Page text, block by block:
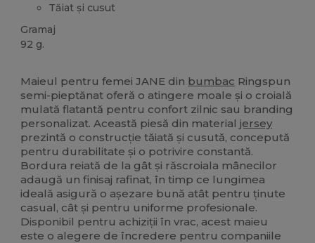
Tăiat și cusut
Gramaj
92 g.
Maieul pentru femei JANE din bumbac Ringspun
semi-pieptănat oferă o atingere moale și o croială
mulată flatantă pentru confort zilnic sau branding
personalizat. Această piesă din materialjersey
prezintă o construcție tăiată și cusută, concepută
pentru durabilitate și o potrivire constantă.
Bordura reiată de la gât și răscroiala mânecilor
adaugă un finisaj rafinat, în timp ce lungimea
ideală asigură o așezare bună atât pentru ținute
casual, cât și pentru uniforme profesionale.
Disponibil pentru achiziții în vrac, acest maieu
este o alegere de încredere pentru companiile